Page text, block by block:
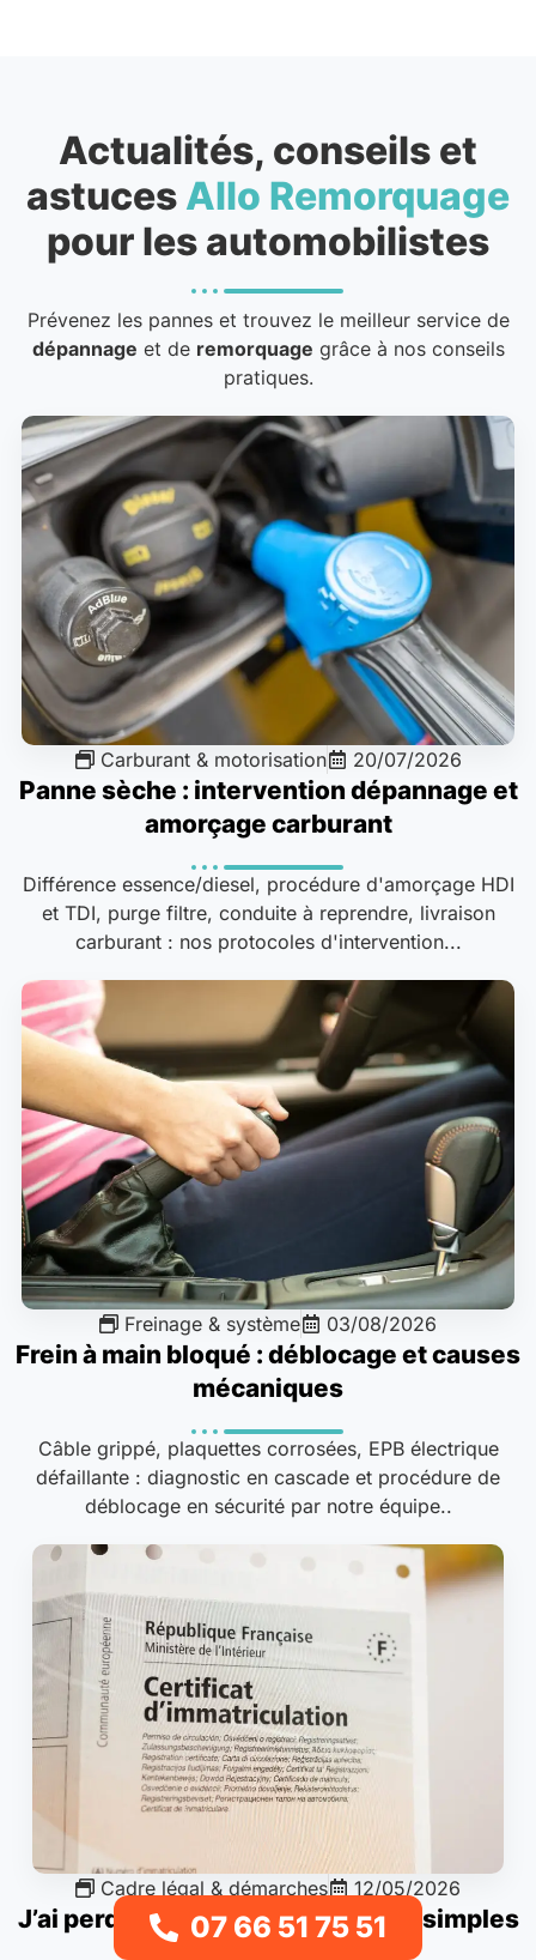
Actualités, conseils et
astuces Allo Remorquage
pour les automobilistes
Prévenez les pannes et trouvez le meilleur service de
dépannage et de remorquage grâce à nos conseils
pratiques.
Carburant & motorisation 20/07/2026
Panne sèche : intervention dépannage et
amorçage carburant
Différence essence/diesel, procédure d'amorçage HDI
et TDI, purge filtre, conduite à reprendre, livraison
carburant : nos protocoles d'intervention...
Freinage & système 03/08/2026
Frein à main bloqué : déblocage et causes
mécaniques
Câble grippé, plaquettes corrosées, EPB électrique
défaillante : diagnostic en cascade et procédure de
déblocage en sécurité par notre équipe..
Cadre légal & démarches 12/05/2026
J’ai perdu ma carte grise : étapes simples
07 66 51 75 51